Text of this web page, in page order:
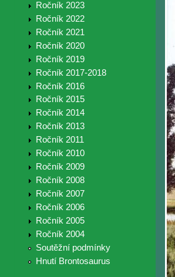
Ročník 2023
Ročník 2022
Ročník 2021
Ročník 2020
Ročník 2019
Ročník 2017-2018
Ročník 2016
Ročník 2015
Ročník 2014
Ročník 2013
Ročník 2011
Ročník 2010
Ročník 2009
Ročník 2008
Ročník 2007
Ročník 2006
Ročník 2005
Ročník 2004
Soutěžní podmínky
Hnutí Brontosaurus